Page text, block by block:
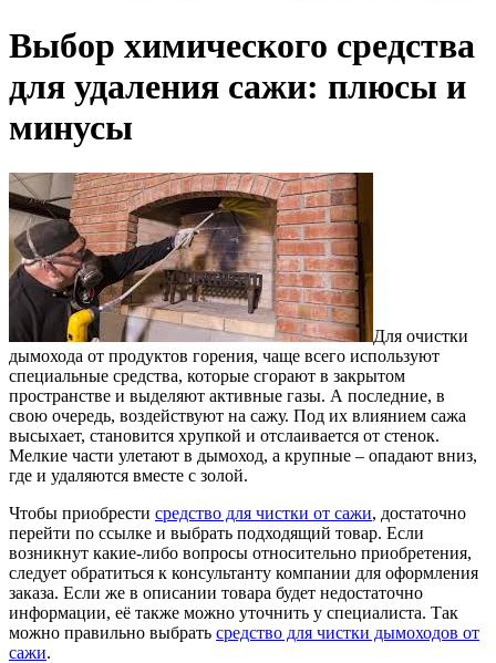
Выбор химического средства
для удаления сажи: плюсы и
минусы
Для очистки
дымохода от продуктов горения, чаще всего используют
специальные средства, которые сгорают в закрытом
пространстве и выделяют активные газы. А последние, в
свою очередь, воздействуют на сажу. Под их влиянием сажа
высыхает, становится хрупкой и отслаивается от стенок.
Мелкие части улетают в дымоход, а крупные – опадают вниз,
где и удаляются вместе с золой.
Чтобы приобрести средство для чистки от сажи, достаточно
перейти по ссылке и выбрать подходящий товар. Если
возникнут какие-либо вопросы относительно приобретения,
следует обратиться к консультанту компании для оформления
заказа. Если же в описании товара будет недостаточно
информации, её также можно уточнить у специалиста. Так
можно правильно выбрать средство для чистки дымоходов от
сажи.